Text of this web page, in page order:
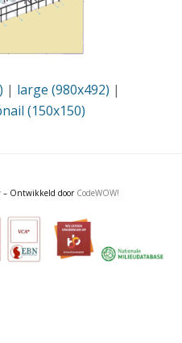
| large (980x492) |
(150x150)
– Ontwikkeld door CodeWOW!